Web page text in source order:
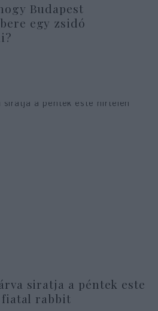
Budapest
egy zsidó
siratja a péntek este
rabbit